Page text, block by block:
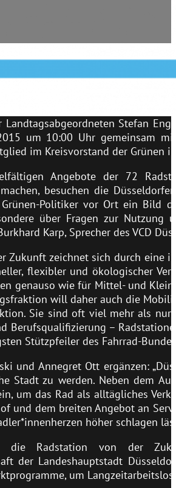
Landtagsabgeordneten Stefan
um 10:00 Uhr gemeinsam
im Kreisvorstand der Grünen
Angebote der 72
besuchen die
Politiker vor Ort ein Bild
über Fragen zur Nutzung
Karp, Sprecher des VCD
Zukunft zeichnet sich durch eine
flexibler und ökologischer
genauso wie für Mittel- und
will daher auch die
Sie sind oft viel mehr als nur
Berufsqualifizierung –
Stützpfeiler des Fahrrad-
und Annegret Ott ergänzen:
Stadt zu werden. Neben dem
um das Rad als alltägliches
und dem breiten Angebot an
höher schlagen
die Radstation von der
der Landeshauptstadt
um